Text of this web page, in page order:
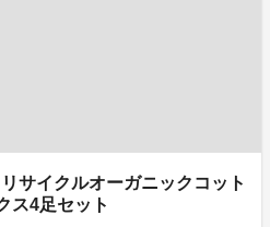
サイクルオーガニックコット
ス4足セット